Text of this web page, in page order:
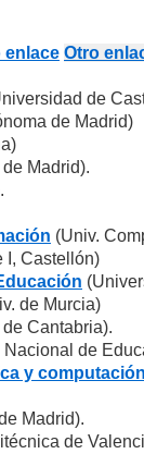
enlace Otro
de
de Madrid)
Madrid).
(Univ.
I, Castellón)
de Murcia)
de Cantabria).
Nacional de
y computación
Madrid).
de